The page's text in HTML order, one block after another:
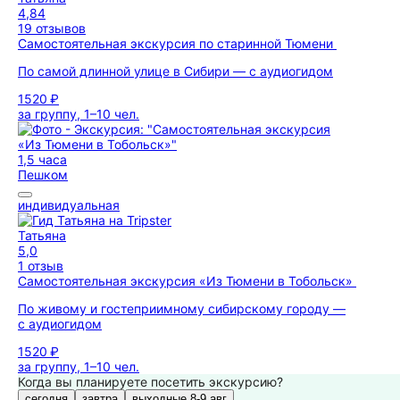
4,84
19 отзывов
Самостоятельная экскурсия по старинной Тюмени
По самой длинной улице в Сибири — с аудиогидом
1520 ₽
за группу, 1–10 чел.
1,5 часа
Пешком
индивидуальная
Татьяна
5,0
1 отзыв
Самостоятельная экскурсия «Из Тюмени в Тобольск»
По живому и гостеприимному сибирскому городу —
с аудиогидом
1520 ₽
за группу, 1–10 чел.
Когда вы планируете посетить экскурсию?